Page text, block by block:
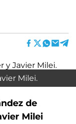
Milei.
de
Milei